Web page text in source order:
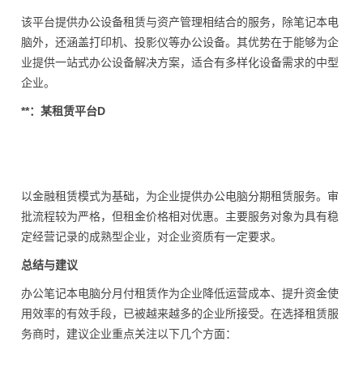
该平台提供办公设备租赁与资产管理相结合的服务，除笔记本电
脑外，还涵盖打印机、投影仪等办公设备。其优势在于能够为企
业提供一站式办公设备解决方案，适合有多样化设备需求的中型
企业。
**：某租赁平台D
以金融租赁模式为基础，为企业提供办公电脑分期租赁服务。审
批流程较为严格，但租金价格相对优惠。主要服务对象为具有稳
定经营记录的成熟型企业，对企业资质有一定要求。
总结与建议
办公笔记本电脑分月付租赁作为企业降低运营成本、提升资金使
用效率的有效手段，已被越来越多的企业所接受。在选择租赁服
务商时，建议企业重点关注以下几个方面：